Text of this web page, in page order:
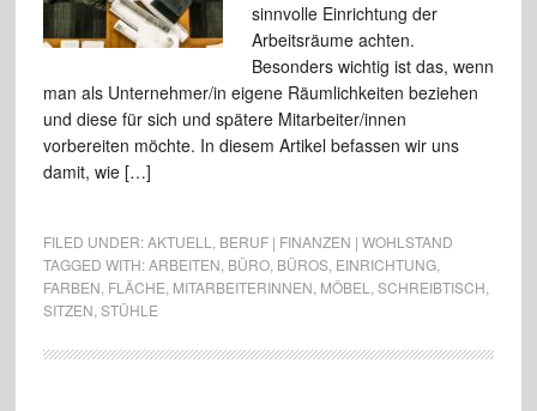
sinnvolle Einrichtung der
Arbeitsräume achten.
Besonders wichtig ist das, wenn
man als Unternehmer/in eigene Räumlichkeiten beziehen
und diese für sich und spätere Mitarbeiter/innen
vorbereiten möchte. In diesem Artikel befassen wir uns
damit, wie […]
FILED UNDER:AKTUELL
BERUF | FINANZEN | WOHLSTAND
TAGGED WITH:ARBEITEN BÜRO, BÜROS, EINRICHTUNG,
FARBEN FLÄCHE MITARBEITERINNEN MÖBEL SCHREIBTISCH
SITZEN STÜHLE